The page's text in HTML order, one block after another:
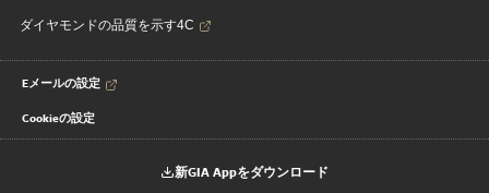
ダイヤモンドの品質を示す4C
Eメールの設定
Cookieの設定
新GIA Appをダウンロード